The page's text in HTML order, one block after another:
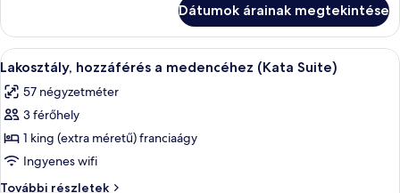
részletei
Dátumok árainak megtekintése
A
következő
szoba
összes
képének
megtekintése:
Lakosztály,
Egy szállodai szoba, amelyben egy
16
Lakosztály, hozzáférés a medencéhez (Kata Suite)
57 négyzetméter
3 férőhely
1 king (extra méretű) franciaágy
Ingyenes wifi
További részletek
Lakosztály,